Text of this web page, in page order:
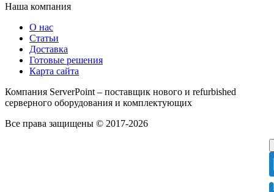
Наша компания
О нас
Статьи
Доставка
Готовые решения
Карта сайта
Компания ServerPoint – поставщик нового и refurbished
серверного оборудования и комплектующих
Все права защищены © 2017-2026